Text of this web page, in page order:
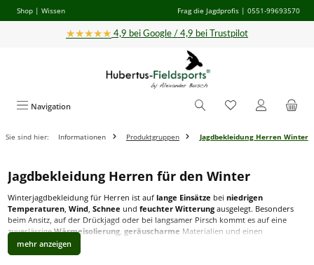
Zum Hauptinhalt springen
Shop | Wissen Frag die Jagdprofis | 0551-99693570
★★★★★ 4,9 bei Google / 4,9 bei Trustpilot
Navigation
Sie sind hier: Informationen Produktgruppen Jagdbekleidung Herren Winter
Jagdbekleidung Herren für den Winter
Winterjagdbekleidung für Herren ist auf lange Einsätze bei niedrigen
Temperaturen, Wind, Schnee und feuchter Witterung ausgelegt. Besonders
beim Ansitz, auf der Drückjagd oder bei langsamer Pirsch kommt es auf eine
zuverlässigeWärmeisolierung, geräuscharme Materialien und einen
funktionellen Wetterschutz